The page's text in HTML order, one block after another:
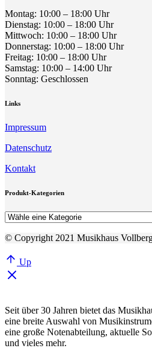
Montag: 10:00 – 18:00 Uhr
Dienstag: 10:00 – 18:00 Uhr
Mittwoch: 10:00 – 18:00 Uhr
Donnerstag: 10:00 – 18:00 Uhr
Freitag: 10:00 – 18:00 Uhr
Samstag: 10:00 – 14:00 Uhr
Sonntag: Geschlossen
Links
Impressum
Datenschutz
Kontakt
Produkt-Kategorien
© Copyright 2021 Musikhaus
Up
Seit über 30 Jahren bietet das
eine breite Auswahl von
eine große Notenabteilung, aktuelle
und vieles mehr.